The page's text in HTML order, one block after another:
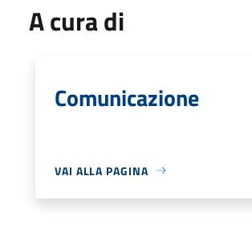
A cura di
Comunicazione
VAI ALLA PAGINA